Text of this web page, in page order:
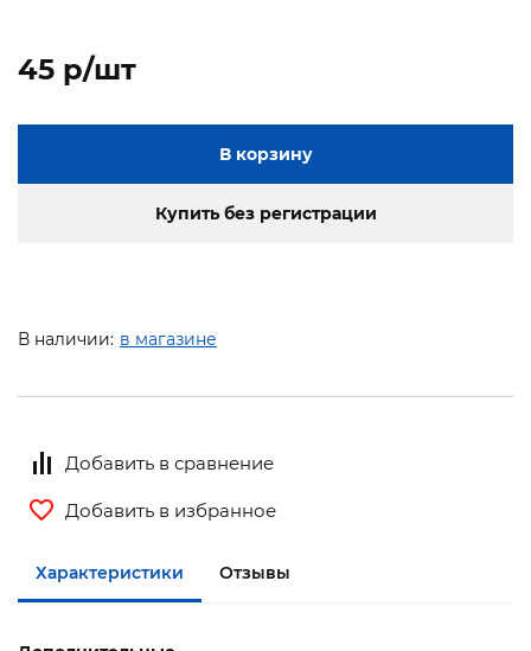
45 p/шт
В корзину
Купить без регистрации
В наличии: в магазине
Добавить в сравнение
Добавить в избранное
Характеристики Отзывы